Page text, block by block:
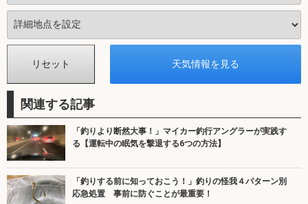
関連する記事
「釣りより断然大事！」マイカー釣行アングラーが実践す
る【運転中の眠気を撃退する6つの方法】
「釣りする前に知っておこう！」釣りの怪我４パターン別
応急処置 事前に防ぐことが最重要！